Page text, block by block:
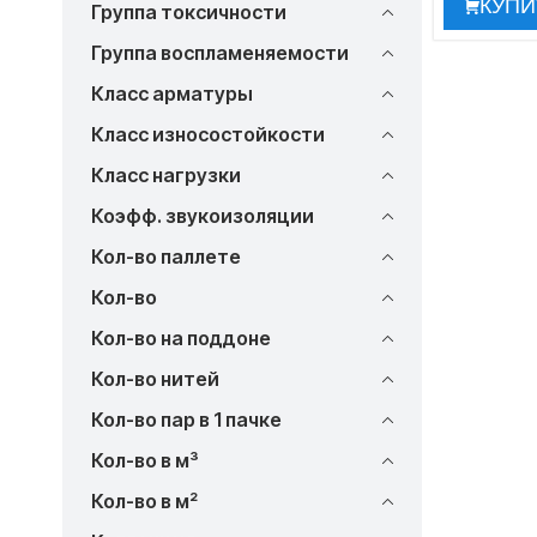
Группа токсичности
Группа воспламеняемости
Класс арматуры
Класс износостойкости
Класс нагрузки
Коэфф. звукоизоляции
Кол-во паллете
Кол-во
Кол-во на поддоне
Кол-во нитей
Кол-во пар в 1 пачке
Кол-во в м³
Кол-во в м²